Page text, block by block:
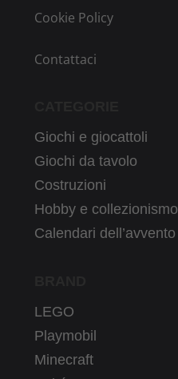
Cookie Policy
Contattaci
Giochi e giocattoli
Giochi da tavolo
Costruzioni
Hobby e collezionismo
Calendari dell’avvento
LEGO
Playmobil
Minecraft